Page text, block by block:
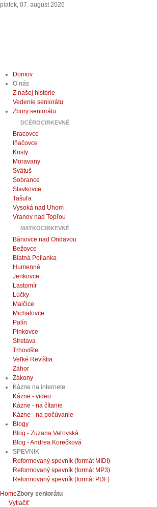
piatok, 07. august 2026
Domov
O nás
Z našej histórie
Vedenie seniorátu
Zbory seniorátu
DCÉROCIRKEVNÉ
Bracovce
Iňačovce
Kristy
Moravany
Svätuš
Sobrance
Slavkovce
Tašuľa
Vysoká nad Uhom
Vranov nad Topľou
MATKOCIRKEVNÉ
Bánovce nad Ondavou
Bežovce
Blatná Polianka
Humenné
Jenkovce
Lastomír
Lúčky
Malčice
Michalovce
Palín
Pinkovce
Stretava
Trhovište
Veľké Revištia
Záhor
Zákony
Kázne na internete
Kázne - video
Kázne - na čítanie
Kázne - na počúvanie
Blogy
Blog - Zuzana Vaľovská
Blog - Andrea Korečková
SPEVNIK
Reformovaný spevník (formát MIDI)
Reformovaný spevník (formát MP3)
Reformovaný spevník (formát PDF)
HomeZbory seniorátu
Vytlačiť